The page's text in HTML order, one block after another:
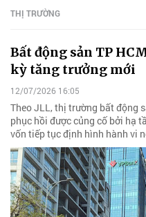
THỊ TRƯỜNG
Bất động sản TP
kỳ tăng trưởng mới
12/07/2026 16:05
Theo JLL, thị trường bất động
phục hồi được củng cố bởi hạ
vốn tiếp tục định hình hành vi